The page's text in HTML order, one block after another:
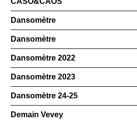
Dansomètre
Dansomètre
Dansomètre 2022
Dansomètre 2023
Dansomètre 24-25
Demain Vevey